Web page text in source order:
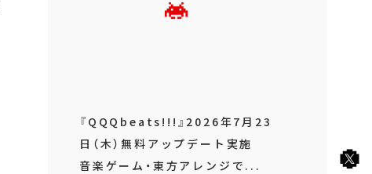
『QQQbeats!!!』2026年7月23
日（木）無料アップデート実施
音楽ゲーム・東方アレンジで...